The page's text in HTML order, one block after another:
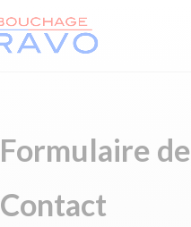
Formulaire de
Contact